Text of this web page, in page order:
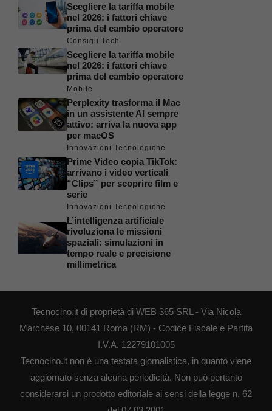
Scegliere la tariffa mobile
nel 2026: i fattori chiave
prima del cambio operatore
Consigli Tech
Scegliere la tariffa mobile
nel 2026: i fattori chiave
prima del cambio operatore
Mobile
Perplexity trasforma il Mac
in un assistente AI sempre
attivo: arriva la nuova app
per macOS
Innovazioni Tecnologiche
Prime Video copia TikTok:
arrivano i video verticali
“Clips” per scoprire film e
serie
Innovazioni Tecnologiche
L’intelligenza artificiale
rivoluziona le missioni
spaziali: simulazioni in
tempo reale e precisione
millimetrica
Tecnocino.it di proprietà di WEB 365 SRL - Via Nicola
Marchese 10, 00141 Roma (RM) - Codice Fiscale e Partita
I.V.A. 12279101005
Tecnocino.it non è una testata giornalistica, in quanto viene
aggiornato senza alcuna periodicità. Non può pertanto
considerarsi un prodotto editoriale ai sensi della legge n. 62